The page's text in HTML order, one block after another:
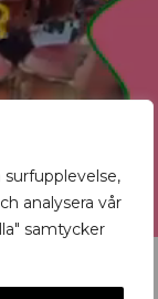
analysera vår
samtycker